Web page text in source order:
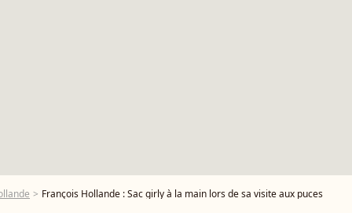
François Hollande : Sac girly à la main lors de sa visite aux puces